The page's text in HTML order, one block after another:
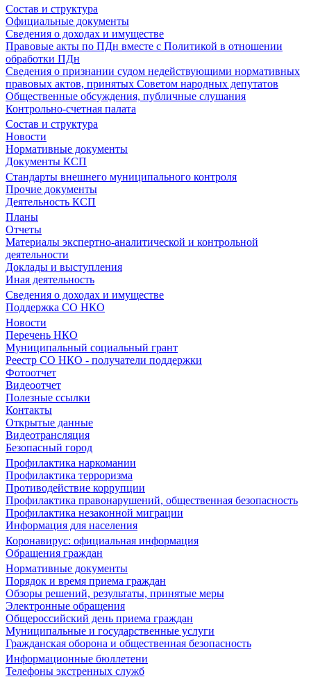
Состав и структура
Официальные документы
Сведения о доходах и имуществе
Правовые акты по ПДн вместе с Политикой в отношении
обработки ПДн
Сведения о признании судом недействующими нормативных
правовых актов, принятых Советом народных депутатов
Общественные обсуждения, публичные слушания
Контрольно-счетная палата
Состав и структура
Новости
Нормативные документы
Документы КСП
Стандарты внешнего муниципального контроля
Прочие документы
Деятельность КСП
Планы
Отчеты
Материалы экспертно-аналитической и контрольной
деятельности
Доклады и выступления
Иная деятельность
Сведения о доходах и имуществе
Поддержка СО НКО
Новости
Перечень НКО
Муниципальный социальный грант
Реестр СО НКО - получатели поддержки
Фотоотчет
Видеоотчет
Полезные ссылки
Контакты
Открытые данные
Видеотрансляция
Безопасный город
Профилактика наркомании
Профилактика терроризма
Противодействие коррупции
Профилактика правонарушений, общественная безопасность
Профилактика незаконной миграции
Информация для населения
Коронавирус: официальная информация
Обращения граждан
Нормативные документы
Порядок и время приема граждан
Обзоры решений, результаты, принятые меры
Электронные обращения
Общероссийский день приема граждан
Муниципальные и государственные услуги
Гражданская оборона и общественная безопасность
Информационные бюллетени
Телефоны экстренных служб